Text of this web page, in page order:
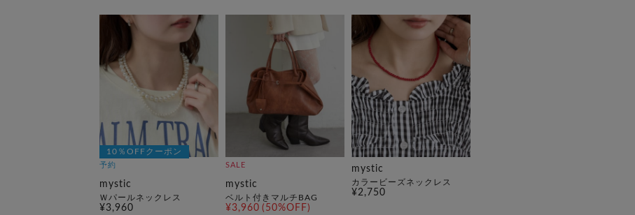
10％OFFクーポン
予約
mystic
Ｗパールネックレス
¥3,960
SALE
mystic
ベルト付きマルチBAG
¥3,960 (50%OFF)
mystic
カラービーズネックレス
¥2,750